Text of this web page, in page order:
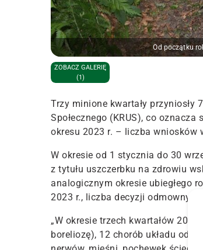
Od początku
ZOBACZ GALERIĘ
(1)
Trzy minione kwartały przyniosły
Społecznego (KRUS), co
okresu 2023 r. – liczba wniosków
W okresie od 1 stycznia do 30
z tytułu uszczerbku na zdrowiu
analogicznym okresie ubiegłego
2023 r., liczba decyzji odmownych
„W okresie trzech kwartałów 2024
boreliozę), 12 chorób układu